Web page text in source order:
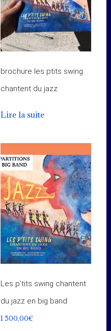
brochure les ptits swing
chantent du jazz
Lire la suite
Les p’tits swing chantent
du jazz en big band
1 500,00€